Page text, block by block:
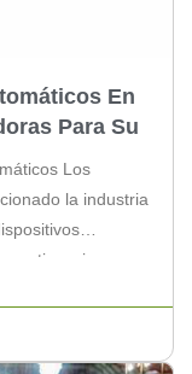
En
Para Su
Los
la industria
sino que